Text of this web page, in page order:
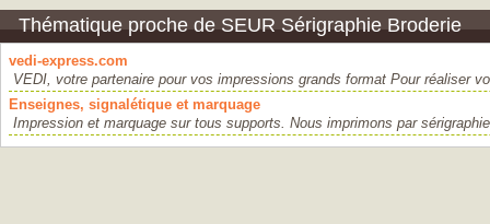
Thématique proche de SEUR Sérigraphie Broderie
vedi-express.com
VEDI, votre partenaire pour vos impressions grands format Pour réaliser
Enseignes, signalétique et marquage
Impression et marquage sur tous supports. Nous imprimons par